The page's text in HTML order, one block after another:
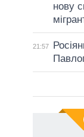
нову
21:57